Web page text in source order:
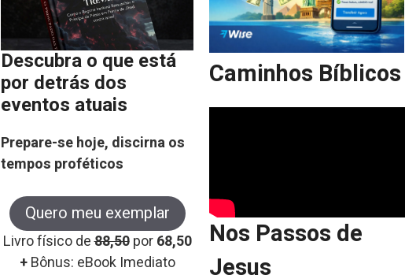
Descubra o que está
por detrás dos
eventos atuais
Prepare-se hoje, discirna os
tempos proféticos
Quero meu exemplar
Livro físico de88,50 por68,50
+Bônus: eBook Imediato
Caminhos Bíblicos
Nos Passos de
Jesus